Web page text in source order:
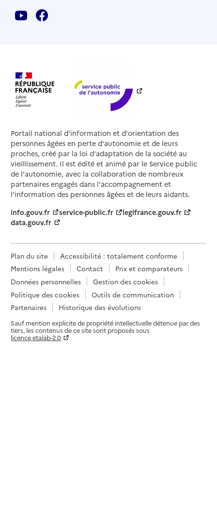
Portail national d'information et d'orientation des
personnes âgées en perte d'autonomie et de leurs
proches, créé par la loi d'adaptation de la société au
vieillissement. Il est édité et animé par le Service public
de l'autonomie, avec la collaboration de nombreux
partenaires engagés dans l'accompagnement et
l'information des personnes âgées et de leurs aidants.
info.gouv.fr
service-public.fr
legifrance.gouv.fr
data.gouv.fr
Plan du site
Accessibilité : totalement conforme
Mentions légales
Contact
Prix et comparateurs
Données personnelles
Gestion des cookies
Politique des cookies
Outils de communication
Partenaires
Historique des évolutions
Sauf mention explicite de propriété intellectuelle détenue par des
tiers, les contenus de ce site sont proposés sous
licence etalab-2.0